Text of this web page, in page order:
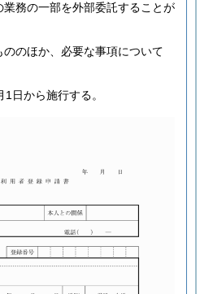
務の一部を外部委託することが
ののほか、必要な事項について
日から施行する。